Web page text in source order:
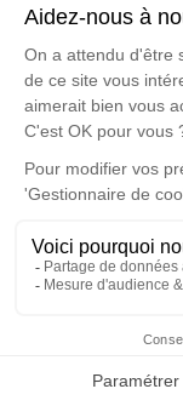
Faire-part
laisser vos
souvenirs,
à travers des
est un lieu
mémoire de
Cérémonie
Cimetière
80200